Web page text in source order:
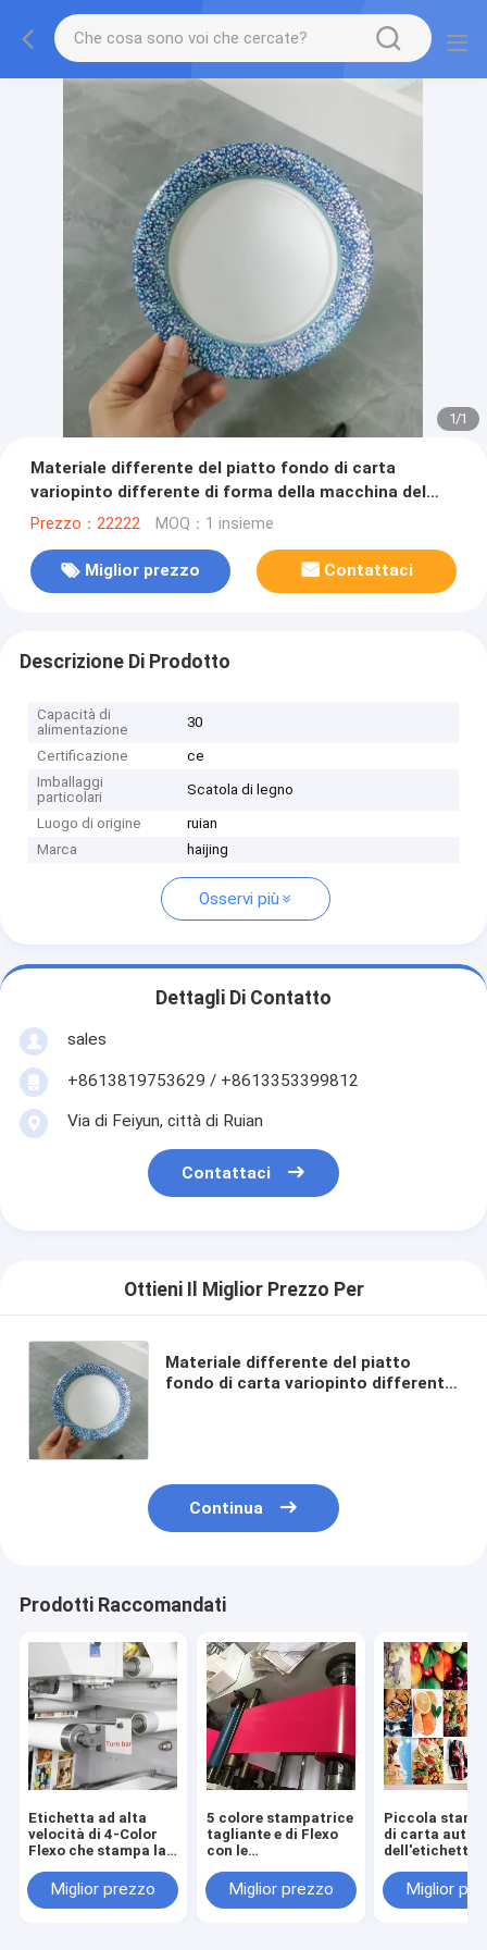
1/1
Materiale differente del piatto fondo di carta
variopinto differente di forma della macchina del
piatto di carta di progettazione con il film
Prezzo：22222 MOQ：1 insieme
Miglior prezzo Contattaci
Descrizione Di Prodotto
Capacità di
alimentazione
30
Certificazione
ce
Imballaggi
particolari
Scatola di legno
Luogo di origine
ruian
Marca
haijing
Osservi più
Dettagli Di Contatto
sales
+8613819753629 / +8613353399812
Via di Feiyun, città di Ruian
Contattaci
Ottieni Il Miglior Prezzo Per
Materiale differente del piatto
fondo di carta variopinto differente
Continua
Prodotti Raccomandati
Etichetta ad alta
velocità di 4-Color
Flexo che stampa la
flessografica
dell'etichetta di web
Miglior prezzo
5 colore stampatrice
tagliante e di Flexo
con le
stampa
press#flexographic
Miglior prezzo
Piccola
di carta
dell'etichetta
film Rolls#4 di
dell'etichetta
Miglior